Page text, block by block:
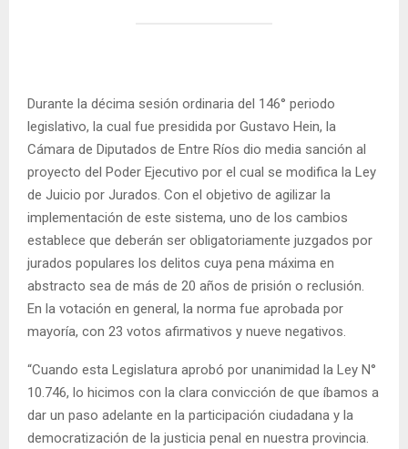
Durante la décima sesión ordinaria del 146° periodo
legislativo, la cual fue presidida por Gustavo Hein, la
Cámara de Diputados de Entre Ríos dio media sanción al
proyecto del Poder Ejecutivo por el cual se modifica la Ley
de Juicio por Jurados. Con el objetivo de agilizar la
implementación de este sistema, uno de los cambios
establece que deberán ser obligatoriamente juzgados por
jurados populares los delitos cuya pena máxima en
abstracto sea de más de 20 años de prisión o reclusión.
En la votación en general, la norma fue aprobada por
mayoría, con 23 votos afirmativos y nueve negativos.
“Cuando esta Legislatura aprobó por unanimidad la Ley N°
10.746, lo hicimos con la clara convicción de que íbamos a
dar un paso adelante en la participación ciudadana y la
democratización de la justicia penal en nuestra provincia.